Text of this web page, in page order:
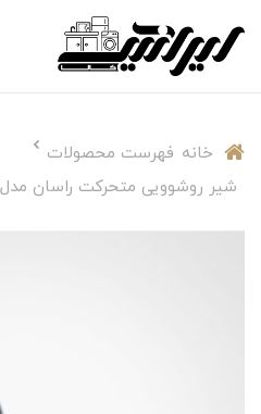
خانه فهرست محصولات
شیر روشوویی متحرکت راسان مدل